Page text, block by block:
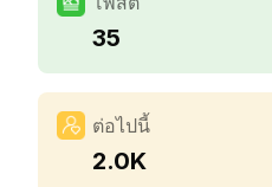
35
ต่อไปนี้
2.0K